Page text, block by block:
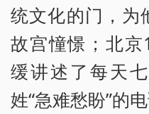
统文化的门，为
故宫憧憬；北
缓讲述了每天
姓“急难愁盼”的